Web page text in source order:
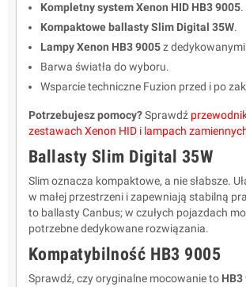
Kompletny system Xenon HID HB3 9005.
Kompaktowe ballasty Slim Digital 35W.
Lampy Xenon HB3 9005z
Barwa światła do wyboru.
Wsparcie techniczne Fuzion przed i po
Potrzebujesz pomocy?Sprawdź
zestawach Xenon HID i lampach
Ballasty Slim Digital 35W
Slim oznacza kompaktowe, a nie słabsze.
w małej przestrzeni i zapewniają stabilną
to ballasty Canbus; w czułych pojazdach
potrzebne dedykowane rozwiązania.
Kompatybilność HB3 9005
Sprawdź, czy oryginalne mocowanie to HB3